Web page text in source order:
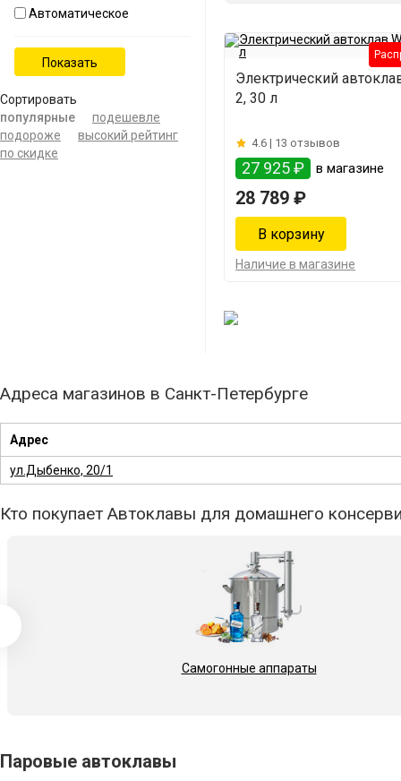
Автоматическое
Сортировать
популярные
подешевле
подороже
высокий рейтинг
по скидке
Электрический
2, 30 л
4.6 | 13 отзывов
27 925 ₽ в магазине
28 789 ₽
Наличие в магазине
Адреса магазинов в Санкт-Петербурге
Адрес
ул.Дыбенко, 20/1
Кто покупает Автоклавы для домашнего
Самогонные аппараты
Паровые автоклавы